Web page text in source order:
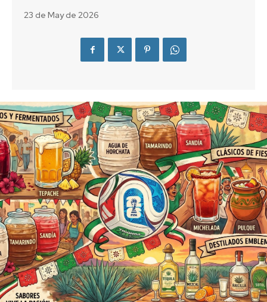
23 de May de 2026